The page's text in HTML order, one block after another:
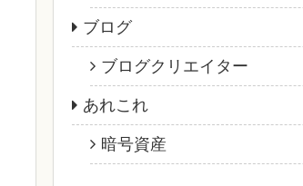
ブログ
ブログクリエイター
あれこれ
暗号資産